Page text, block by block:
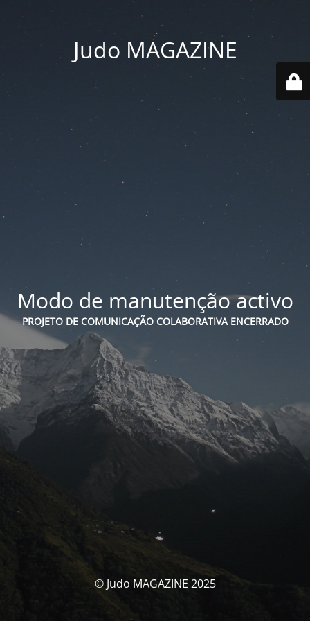
Judo MAGAZINE
Modo de manutenção activo
PROJETO DE COMUNICAÇÃO COLABORATIVA ENCERRADO
© Judo MAGAZINE 2025